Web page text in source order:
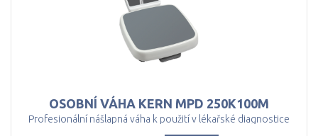
OSOBNÍ VÁHA KERN MPD 250K100M
Profesionální nášlapná váha k použití v lékařské diagnostice